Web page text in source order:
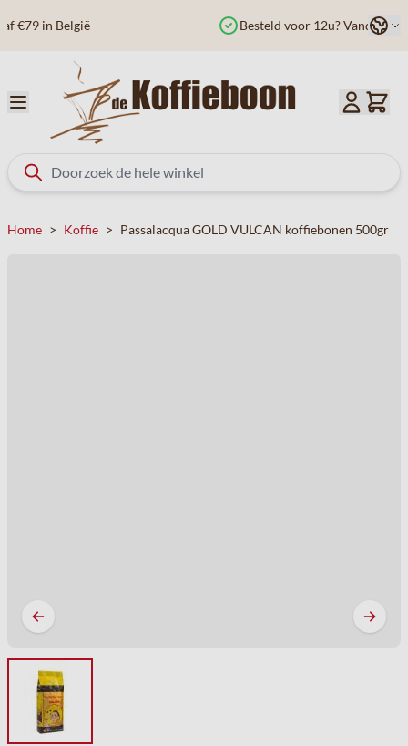
Besteld voor 12u? Vandaag verzonden Taal
Home > Koffie > Passalacqua GOLD VULCAN koffiebonen 500gr